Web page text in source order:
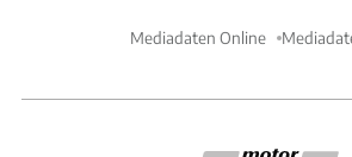
Mediadaten Online